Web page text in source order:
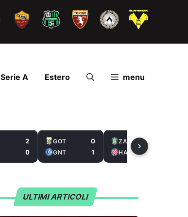
Serie A Estero menu
2
0
GOT 0
GNT 1
ZAL
HAS
ULTIMI ARTICOLI